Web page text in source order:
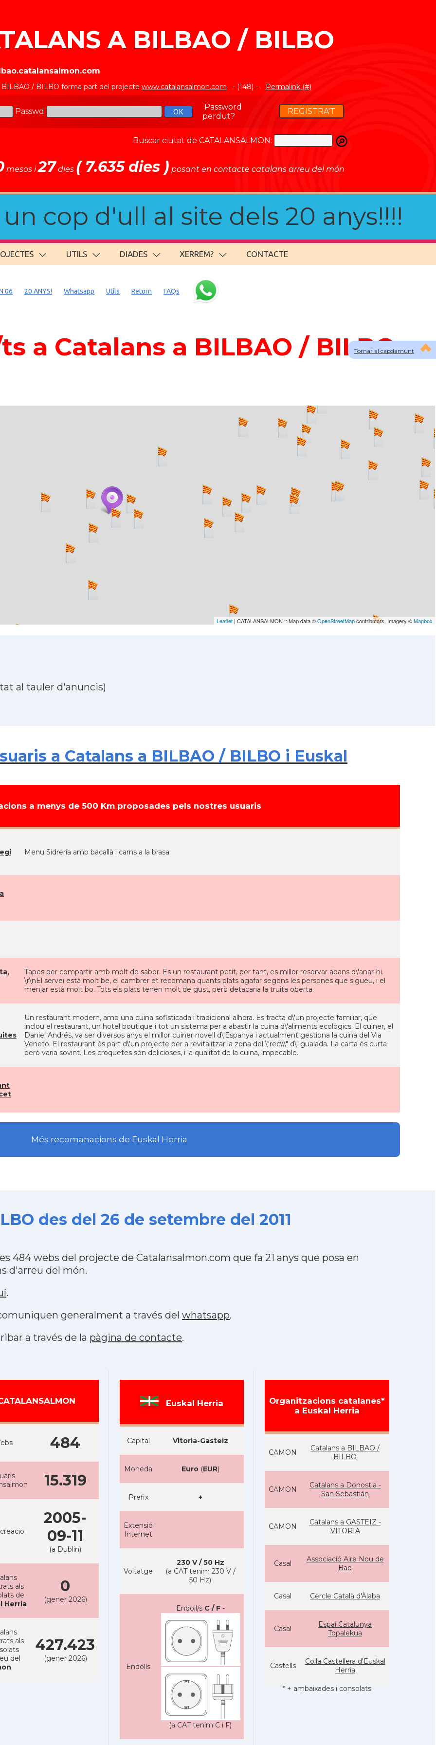
A BILBAO / BILBO
BILBAO / BILBO forma part del projecte www.catalansalmon.com - (148) - Permalink (#)
Passwd
Password
perdut?
REGISTRA'T
Buscar ciutat de CATALANSALMON:
mesos i27 dies ( 7.635 dies ) posant en contacte catalans arreu del món
cop d'ull al site dels 20 anys!!!!
UTILS DIADES XERREM? CONTACTE
Tornar al capdamunt
06 20 ANYS! Whatsapp Utils Retorn FAQs
a Catalans a BILBAO / BILBO
Leaflet | CATALANSALMON :: Map data ©OpenStreetMapcontributors, Imagery ©Mapbox
al tauler d'anuncis)
a Catalans a BILBAO / BILBO i Euskal
a menys de 500 Km proposades pels nostres usuaris
Menu Sidrería amb bacallà i carns a la brasa
Tapes per compartir amb molt de sabor. Es un restaurant petit, per tant, es millor reservar abans d\'anar-hi.
\r\nEl servei està molt be, el cambrer et recomana quants plats agafar segons les persones que sigueu, i el
menjar està molt bo. Tots els plats tenen molt de gust, però detacaria la truita oberta.
Un restaurant modern, amb una cuina sofisticada i tradicional alhora. Es tracta d\'un projecte familiar, que
inclou el restaurant, un hotel boutique i tot un sistema per a abastir la cuina d\'aliments ecològics. El cuiner, el
Daniel Andrés, va ser diversos anys el millor cuiner novell d\'Espanya i actualment gestiona la cuina del Via
Veneto. El restaurant és part d\'un projecte per a revitalitzar la zona del \"rec\\\" d\'Igualada. La carta és curta
però varia sovint. Les croquetes són delicioses, i la qualitat de la cuina, impecable.
Més recomanacions de Euskal Herria
des del 26 de setembre del 2011
484 webs del projecte de Catalansalmon.com que fa 21 anys que posa en
d'arreu del món.
.
generalment a través del whatsapp.
a través de la pàgina de contacte.
484
15.319
2005-
09-11
(a Dublin)
als
de
Herria
0
(gener 2026)
als
del
427.423
(gener 2026)
Euskal Herria
Capital Vitoria-Gasteiz
Moneda Euro(EUR)
Prefix +
Extensió
Internet
Voltatge
230 V / 50 Hz
(a CAT tenim 230 V /
50 Hz)
Endolls
Endoll/s C / F-
(a CAT tenim C i F)
Organitzacions catalanes*
a Euskal Herria
CAMON
Catalans a BILBAO /
BILBO
CAMON
Catalans a Donostia -
San Sebastián
CAMON
Catalans a GASTEIZ -
VITORIA
Casal
Associació Aire Nou de
Bao
Casal Cercle Català d'Àlaba
Casal
Espai Catalunya
Topalekua
Castells
Colla Castellera d'Euskal
Herria
* + ambaixades i consolats